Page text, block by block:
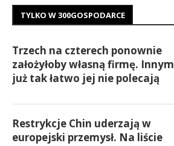
TYLKO W 300GOSPODARCE
Trzech na czterech ponownie
założyłoby własną firmę. Innym
już tak łatwo jej nie polecają
Restrykcje Chin uderzają w
europejski przemysł. Na liście